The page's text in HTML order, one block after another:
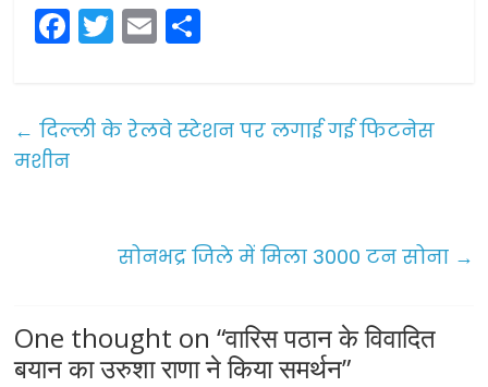
F
a
e
T
w
er
E
m
l e
← दिल्ली के रेलवे स्टेशन पर लगाई गई फिटनेस
मशीन
सोनभद्र जिले में मिला 3000 टन सोना →
One thought on “वारिस पठान के विवादित
बयान का उरुशा राणा ने किया समर्थन”